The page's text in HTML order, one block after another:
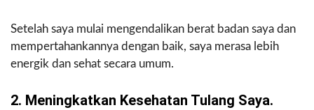
Setelah saya mulai mengendalikan berat badan saya dan
mempertahankannya dengan baik, saya merasa lebih
energik dan sehat secara umum.
2. Meningkatkan Kesehatan Tulang Saya.